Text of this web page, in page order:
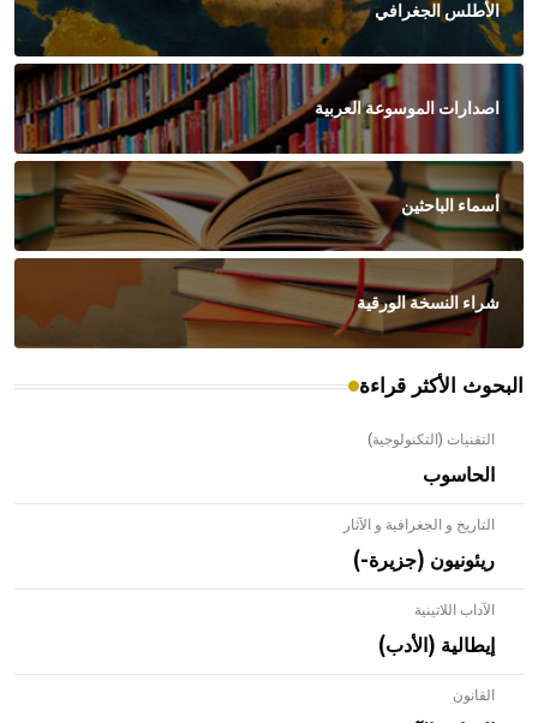
الأطلس الجغرافي
اصدارات الموسوعة العربية
أسماء الباحثين
شراء النسخة الورقية
البحوث الأكثر قراءة
التقنيات (التكنولوجية)
الحاسوب
التاريخ و الجغرافية و الآثار
ريئونيون (جزيرة-)
الآداب اللاتينية
إيطالية (الأدب)
القانون- هل تعلم أن الأبلق نوع من الفنون الهندسية التي ارتبطت